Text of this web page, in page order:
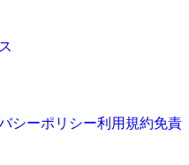
シーポリシー利用規約免責